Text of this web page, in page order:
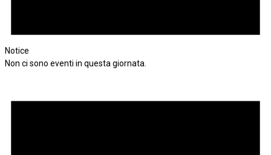
Notice
Non ci sono eventi in questa giornata.